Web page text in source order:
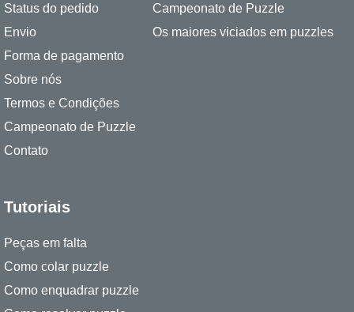
Status do pedido
Envio
Forma de pagamento
Sobre nós
Termos e Condições
Campeonato de Puzzle
Contato
Campeonato de Puzzle
Os maiores viciados em puzzles
Tutoriais
Peças em falta
Como colar puzzle
Como enquadrar puzzle